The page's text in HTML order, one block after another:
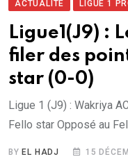
ACTUALITÉ LIGUE 1
Ligue1(J9) :
filer des
star (0-0)
Ligue 1 (J9) : Wakriya
Fello star Opposé au
BYEL HADJ 15